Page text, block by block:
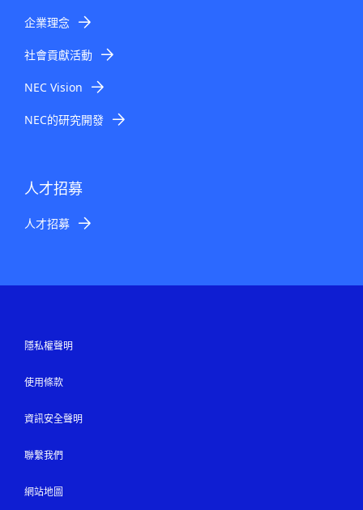
企業理念
社會貢獻活動
NEC Vision
NEC的研究開發
人才招募
人才招募
隱私權聲明
使用條款
資訊安全聲明
聯繫我們
網站地圖